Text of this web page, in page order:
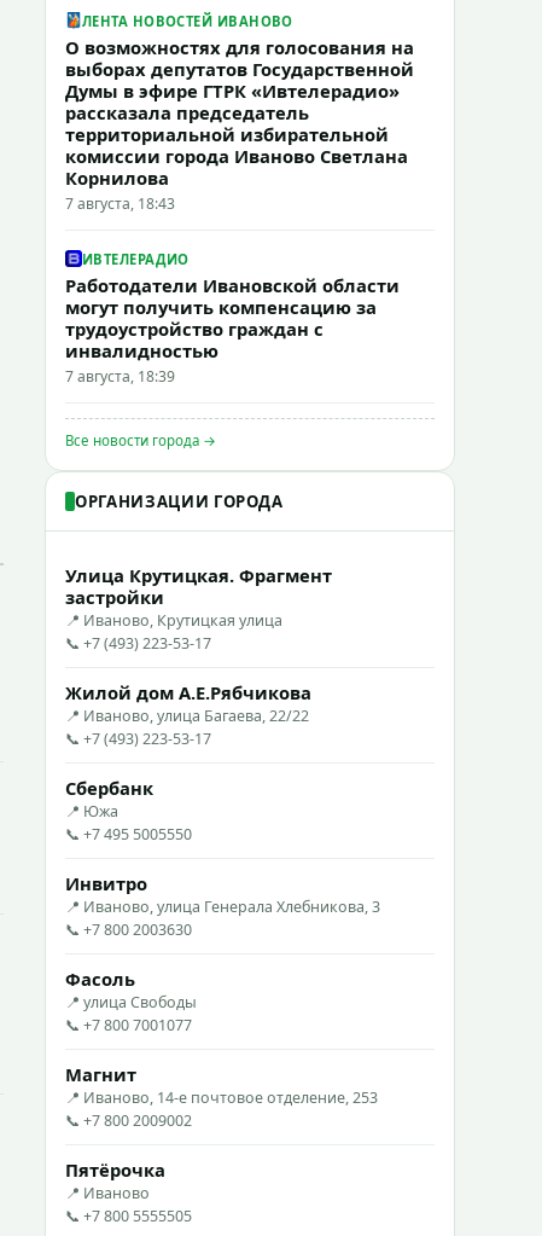
ЛЕНТА НОВОСТЕЙ ИВАНОВО
О возможностях для голосования на
выборах депутатов Государственной
Думы в эфире ГТРК «Ивтелерадио»
рассказала председатель
территориальной избирательной
комиссии города Иваново Светлана
Корнилова
7 августа, 18:43
ИВТЕЛЕРАДИО
Работодатели Ивановской области
могут получить компенсацию за
трудоустройство граждан с
инвалидностью
7 августа, 18:39
Все новости города →
ОРГАНИЗАЦИИ ГОРОДА
Улица Крутицкая. Фрагмент
застройки
📍 Иваново, Крутицкая улица
📞 +7 (493) 223-53-17
Жилой дом А.Е.Рябчикова
📍 Иваново, улица Багаева, 22/22
📞 +7 (493) 223-53-17
Сбербанк
📍 Южа
📞 +7 495 5005550
Инвитро
📍 Иваново, улица Генерала Хлебникова, 3
📞 +7 800 2003630
Фасоль
📍 улица Свободы
📞 +7 800 7001077
Магнит
📍 Иваново, 14-е почтовое отделение, 253
📞 +7 800 2009002
Пятёрочка
📍 Иваново
📞 +7 800 5555505